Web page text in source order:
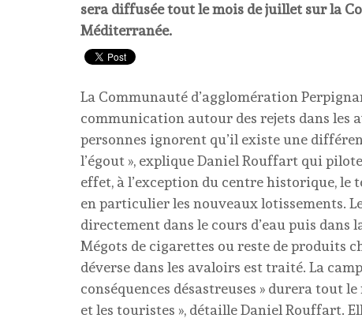
sera diffusée tout le mois de juillet sur la
Méditerranée.
La Communauté d’agglomération
communication autour des rejets dans les
personnes ignorent qu’il existe une
l’égout », explique Daniel Rouffart qui
effet, à l’exception du centre historique,
en particulier les nouveaux lotissements.
directement dans le cours d’eau puis
Mégots de cigarettes ou reste de produits
déverse dans les avaloirs est traité. La
conséquences désastreuses » durera tout
et les touristes », détaille Daniel Rouffart.